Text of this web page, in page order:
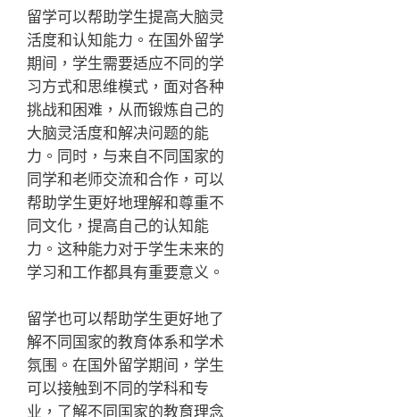
留学可以帮助学生提高大脑灵
活度和认知能力。在国外留学
期间，学生需要适应不同的学
习方式和思维模式，面对各种
挑战和困难，从而锻炼自己的
大脑灵活度和解决问题的能
力。同时，与来自不同国家的
同学和老师交流和合作，可以
帮助学生更好地理解和尊重不
同文化，提高自己的认知能
力。这种能力对于学生未来的
学习和工作都具有重要意义。
留学也可以帮助学生更好地了
解不同国家的教育体系和学术
氛围。在国外留学期间，学生
可以接触到不同的学科和专
业，了解不同国家的教育理念